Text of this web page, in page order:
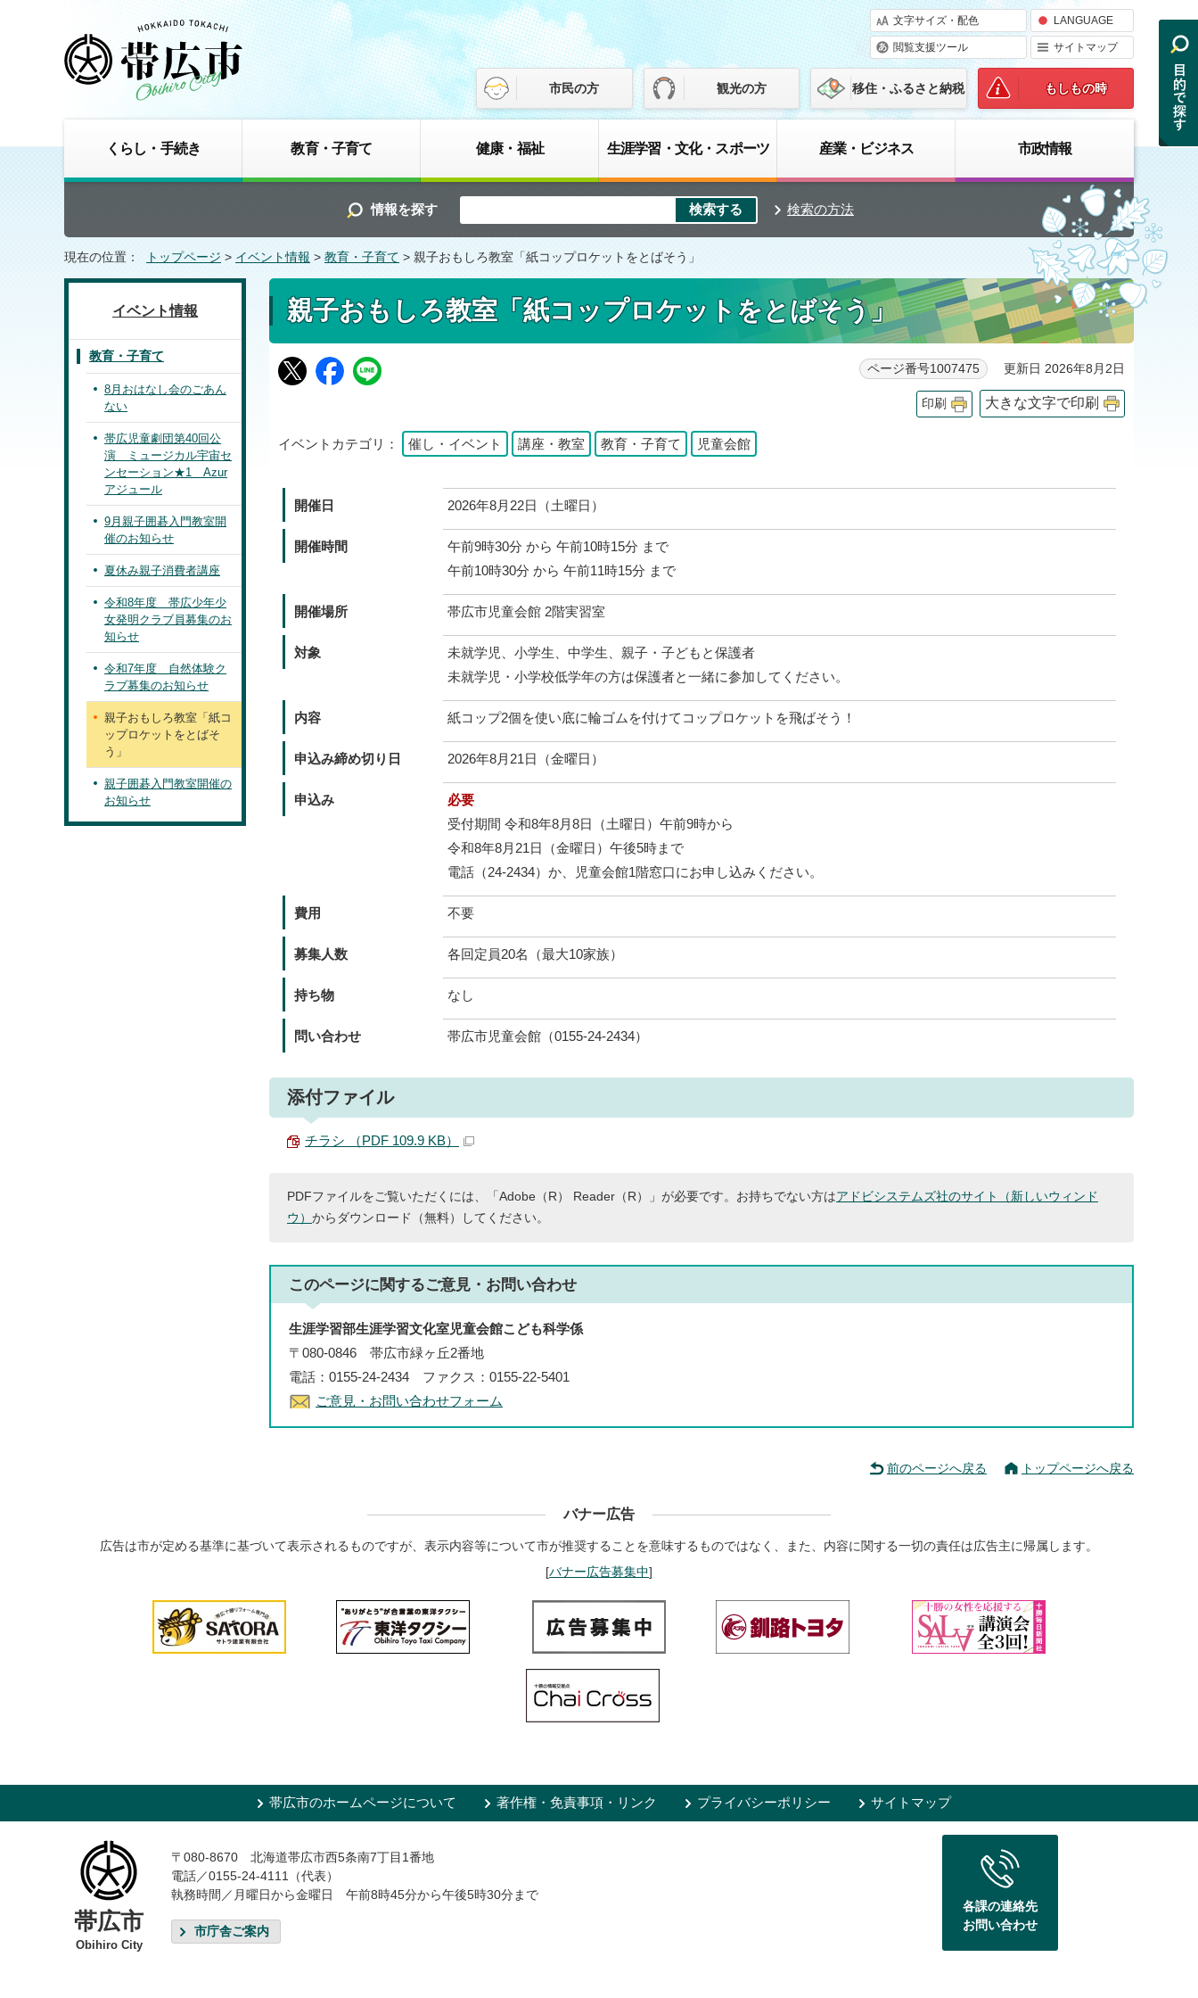
文字サイズ・配色 LANGUAGE
閲覧支援ツール サイトマップ
市民の方 観光の方 移住・ふるさと納税 もしもの時
くらし・手続き 教育・子育て 健康・福祉 生涯学習・文化・スポーツ 産業・ビジネス 市政情報
情報を探す 検索の方法
現在の位置： トップページ > イベント情報 > 教育・子育て > 親子おもしろ教室「紙コップロケットをとばそう」
親子おもしろ教室「紙コップロケットをとばそう」
ページ番号1007475 更新日 2026年8月2日
印刷 大きな文字で印刷
イベントカテゴリ： 催し・イベント 講座・教室 教育・子育て 児童会館
開催日 2026年8月22日（土曜日）
開催時間
午前9時30分 から 午前10時15分 まで
午前10時30分 から 午前11時15分 まで
開催場所 帯広市児童会館 2階実習室
対象
未就学児、小学生、中学生、親子・子どもと保護者
未就学児・小学校低学年の方は保護者と一緒に参加してください。
内容 紙コップ2個を使い底に輪ゴムを付けてコップロケットを飛ばそう！
申込み締め切り日 2026年8月21日（金曜日）
申込み
必要
受付期間 令和8年8月8日（土曜日）午前9時から
令和8年8月21日（金曜日）午後5時まで
電話（24-2434）か、児童会館1階窓口にお申し込みください。
費用 不要
募集人数 各回定員20名（最大10家族）
持ち物 なし
問い合わせ 帯広市児童会館（0155-24-2434）
添付ファイル
チラシ （PDF 109.9 KB）
PDFファイルをご覧いただくには、「Adobe（R） Reader（R）」が必要です。お持ちでない方はアドビシステムズ社のサイト（新しいウィンド
ウ） からダウンロード（無料）してください。
このページに関するご意見・お問い合わせ
生涯学習部生涯学習文化室児童会館こども科学係
〒080-0846 帯広市緑ヶ丘2番地
電話：0155-24-2434 ファクス：0155-22-5401
ご意見・お問い合わせフォーム
イベント情報
教育・子育て
8月おはなし会のごあん
ない
帯広児童劇団第40回公
演 ミュージカル宇宙セ
ンセーション★1 Azur
アジュール
9月親子囲碁入門教室開
催のお知らせ
夏休み親子消費者講座
令和8年度 帯広少年少
女発明クラブ員募集のお
知らせ
令和7年度 自然体験ク
ラブ募集のお知らせ
親子おもしろ教室「紙コ
ップロケットをとばそ
う」
親子囲碁入門教室開催の
お知らせ
前のページへ戻る トップページへ戻る
バナー広告
広告は市が定める基準に基づいて表示されるものですが、表示内容等について市が推奨することを意味するものではなく、また、内容に関する一切の責任は広告主に帰属します。
[バナー広告募集中]
帯広市のホームページについて 著作権・免責事項・リンク プライバシーポリシー サイトマップ
帯広市
Obihiro City
〒080-8670 北海道帯広市西5条南7丁目1番地
電話／0155-24-4111（代表）
執務時間／月曜日から金曜日 午前8時45分から午後5時30分まで
市庁舎ご案内
各課の連絡先
お問い合わせ